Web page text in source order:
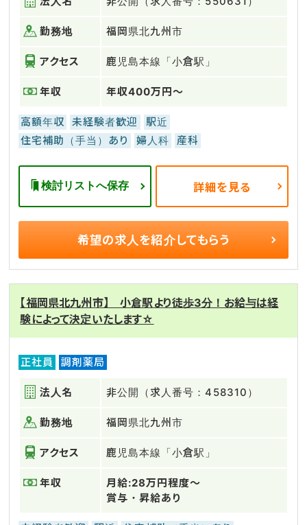
勤務地 福岡県北九州市
アクセス 鹿児島本線「小倉駅」
年収 年収400万円～
高額年収 未経験者歓迎
駅近
住宅補助（手当）あり
婦人科 産科
検討リストへ保存 詳細を見る
希望の求人を紹介してもらう
【福岡県北九州市】 小倉駅より徒歩3分！お給与は経
験によって決定いたします☆
正社員 調剤薬局
法人名 非公開（求人番号：458310）
勤務地 福岡県北九州市
アクセス 鹿児島本線「小倉駅」
年収
月給:28万円程度～
賞与・昇給あり